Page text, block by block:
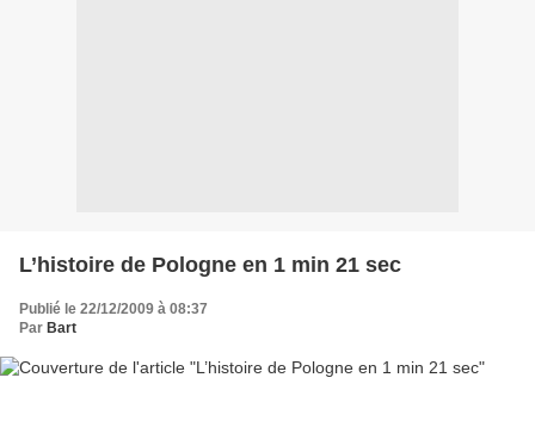
L’histoire de Pologne en 1 min 21 sec
Publié le 22/12/2009 à 08:37
Par Bart